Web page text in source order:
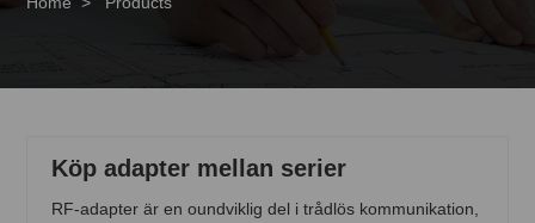
Köp adapter mellan serier
RF-adapter är en oundviklig del i trådlös kommunikation,